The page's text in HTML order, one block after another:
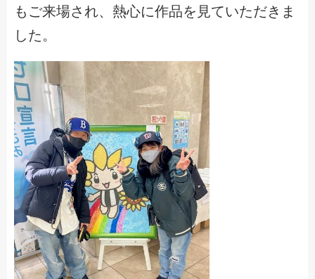
もご来場され、熱心に作品を見ていただきま
した。